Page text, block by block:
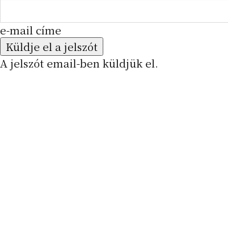
e-mail címe
A jelszót email-ben küldjük el.